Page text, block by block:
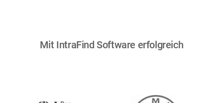
Mit IntraFind Software erfolgreich